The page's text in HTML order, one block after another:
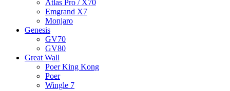
Atlas Pro / X70
Emgrand X7
Monjaro
Genesis
GV70
GV80
Great Wall
Poer King Kong
Poer
Wingle 7